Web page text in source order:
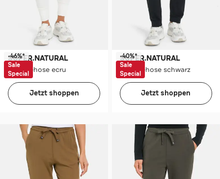
SUPER.NATURAL
Loungehose ecru
-46%*
Sale
Special
Jetzt shoppen
SUPER.NATURAL
Loungehose schwarz
-40%*
Sale
Special
Jetzt shoppen